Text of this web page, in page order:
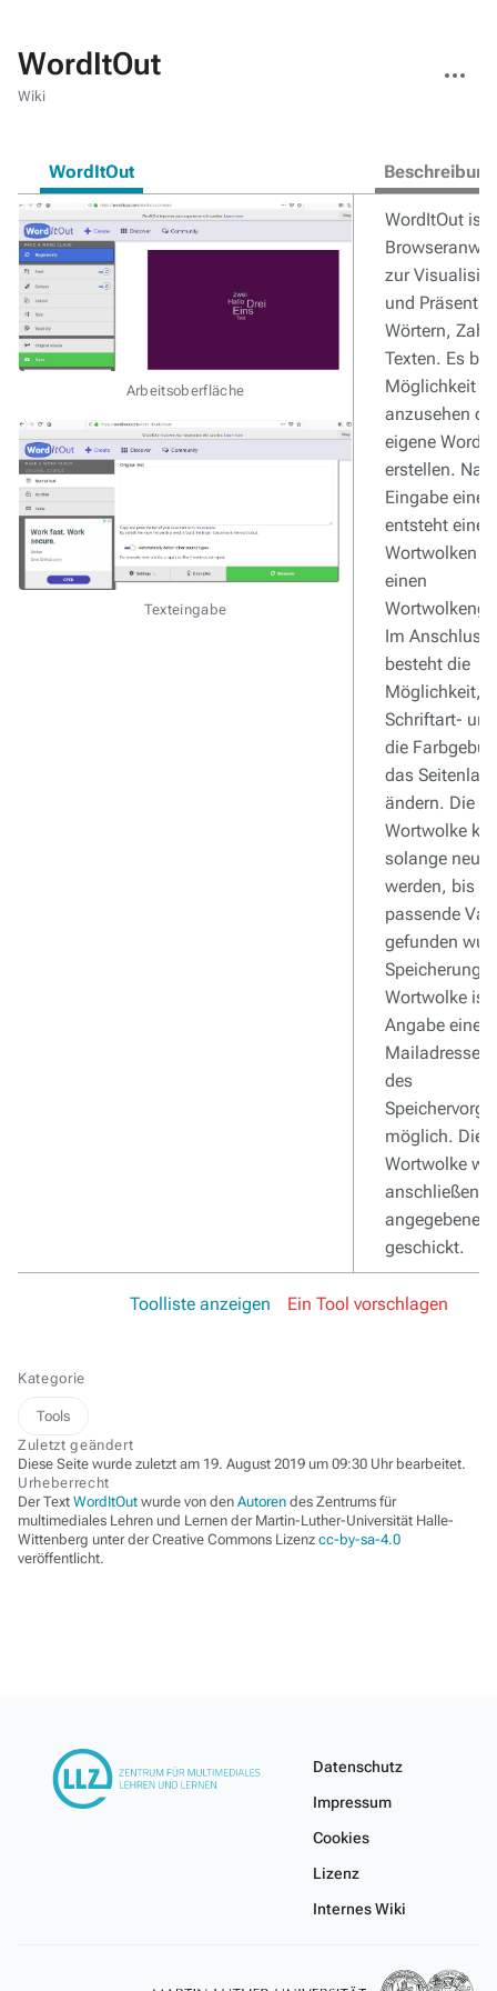
WordItOut
Wiki
Aktionen
WordItOut Beschreibung
Arbeitsoberfläche
Texteingabe
WordItOut ist
zur
und
Wörtern,
Texten. Es
Möglichkeit
anzusehen
eigene
erstellen.
Eingabe
entsteht eine
Wortwolken
einen
Im Anschluss
besteht die
Möglichkeit,
Schriftart-
die
das
ändern. Die
Wortwolke
solange neu
werden, bis
passende
gefunden
Speicherung
Wortwolke ist
Angabe einer
Mailadresse
des
möglich. Die
Wortwolke
anschließend
angegebene
geschickt.
Toolliste anzeigen Ein Tool vorschlagen
Kategorie
Tools
Zuletzt geändert
Diese Seite wurde zuletzt am 19. August 2019 um 09:30 Uhr bearbeitet.
Urheberrecht
Der Text WordItOut wurde von den Autoren des Zentrums für
multimediales Lehren und Lernen der Martin-Luther-Universität Halle-
Wittenberg unter der Creative Commons Lizenz cc-by-sa-4.0
veröffentlicht.
Datenschutz
Impressum
Cookies
Lizenz
Internes Wiki